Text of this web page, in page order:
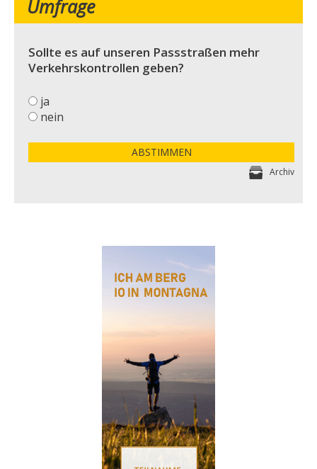
Umfrage
Sollte es auf unseren Passstraßen mehr
Verkehrskontrollen geben?
ja
nein
ABSTIMMEN
Archiv